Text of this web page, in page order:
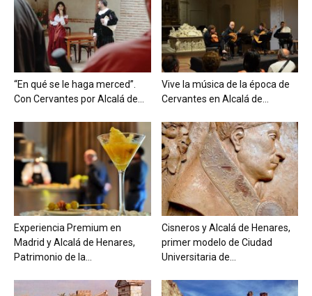
“En qué se le haga merced”.
Con Cervantes por Alcalá de...
Vive la música de la época de
Cervantes en Alcalá de...
Experiencia Premium en
Madrid y Alcalá de Henares,
Patrimonio de la...
Cisneros y Alcalá de Henares,
primer modelo de Ciudad
Universitaria de...